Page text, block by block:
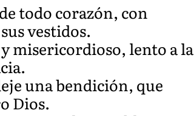
todo corazón, con
vestidos.
misericordioso, lento a la
una bendición, que
Dios.